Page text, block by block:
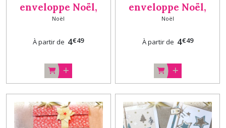
enveloppe Noël,
porte chèque, billet,
carte cadeau fait
main NOEUD doré
Noël
À partir de 4€49
enveloppe Noël,
porte chèque, billet,
carte cadeau fait
main Père Noël
Noël
À partir de 4€49